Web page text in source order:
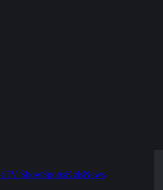
TV ShowSportsKidsNews